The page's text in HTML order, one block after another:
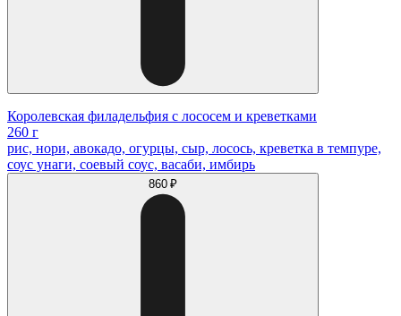
Королевская филадельфия с лососем и креветками
260 г
рис, нори, авокадо, огурцы, сыр, лосось, креветка в темпуре,
соус унаги, соевый соус, васаби, имбирь
860 ₽